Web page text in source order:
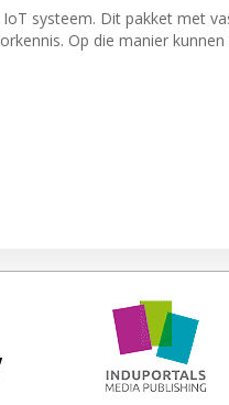
systeem. Dit pakket met
Op die manier kunnen